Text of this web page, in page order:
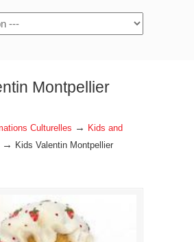
Montpellier
Culturelles →
Kids and
→ Kids Valentin Montpellier